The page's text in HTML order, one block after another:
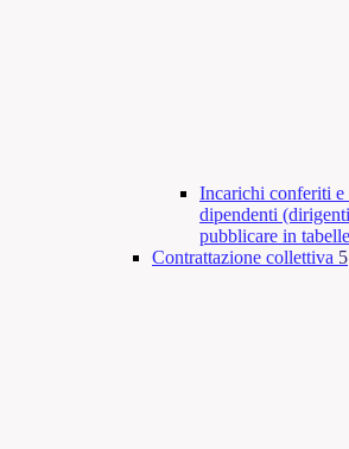
Incarichi conferiti e
dipendenti
pubblicare in
Contrattazione collettiva 5